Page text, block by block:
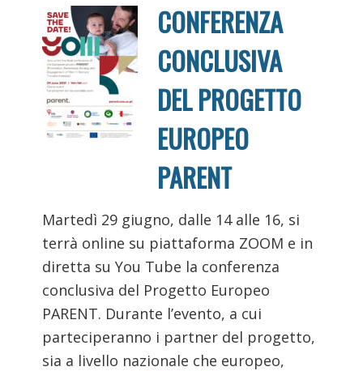
CONFERENZA
CONCLUSIVA
DEL PROGETTO
EUROPEO
PARENT
Martedì 29 giugno, dalle 14 alle 16, si
terrà online su piattaforma ZOOM e in
diretta su You Tube la conferenza
conclusiva del Progetto Europeo
PARENT. Durante l’evento, a cui
parteciperanno i partner del progetto,
sia a livello nazionale che europeo,